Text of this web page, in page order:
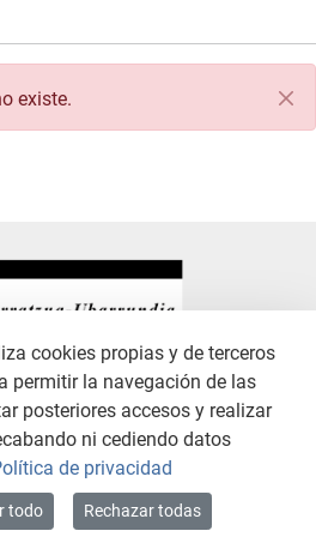
existe.
AVISO LEGAL
POLÍTICA DE PRIVACIDAD
ACCESIBILIDAD
| Todos los derechos reservados.
cookies propias y de terceros
permitir la navegación de las
posteriores accesos y realizar
ni cediendo datos
de privacidad
todo Rechazar todas